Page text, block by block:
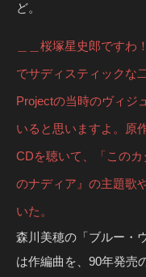
ど。
＿＿桜塚星史郎です
でサディスティックな
Projectの当時のヴィジ
いると思いますよ。原
CDを聴いて、「この
のナディア』の主題歌
いた。
森川美穂の「ブルー・
は作編曲を、90年発売